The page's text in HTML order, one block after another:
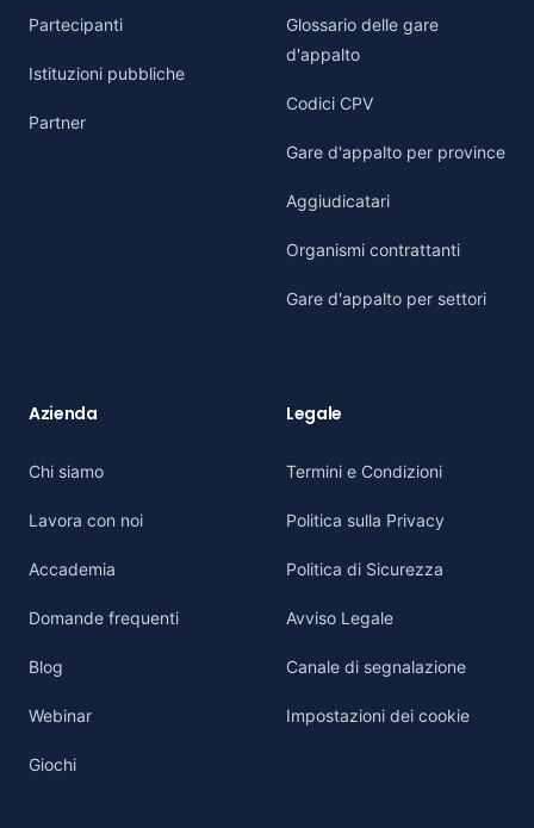
Partecipanti
Istituzioni pubbliche
Partner
Glossario delle gare
d'appalto
Codici CPV
Gare d'appalto per province
Aggiudicatari
Organismi contrattanti
Gare d'appalto per settori
Azienda
Chi siamo
Lavora con noi
Accademia
Domande frequenti
Blog
Webinar
Giochi
Legale
Termini e Condizioni
Politica sulla Privacy
Politica di Sicurezza
Avviso Legale
Canale di segnalazione
Impostazioni dei cookie